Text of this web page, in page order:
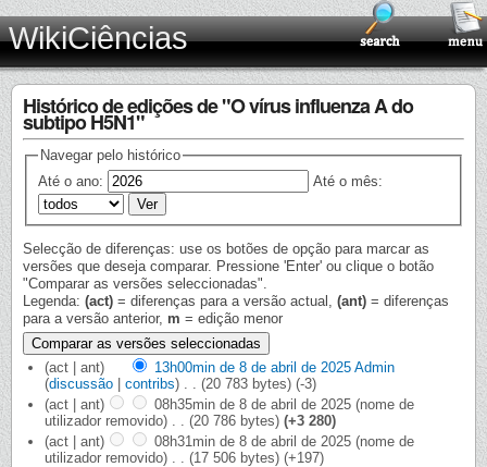
WikiCiências
Histórico de edições de "O vírus influenza A do
subtipo H5N1"
Navegar pelo histórico
Até o ano:
Até o mês:
Selecção de diferenças: use os botões de opção para marcar as
versões que deseja comparar. Pressione 'Enter' ou clique o botão
"Comparar as versões seleccionadas".
Legenda: (act) = diferenças para a versão actual, (ant) = diferenças
para a versão anterior, m = edição menor
(act | ant) 13h00min de 8 de abril de 2025 Admin
(discussão | contribs) (20 783 bytes) (-3)
(act | ant)
08h35min de 8 de abril de 2025 (nome de
utilizador removido)
(20 786 bytes) (+3 280)
(act | ant)
08h31min de 8 de abril de 2025 (nome de
utilizador removido)
(17 506 bytes) (+197)